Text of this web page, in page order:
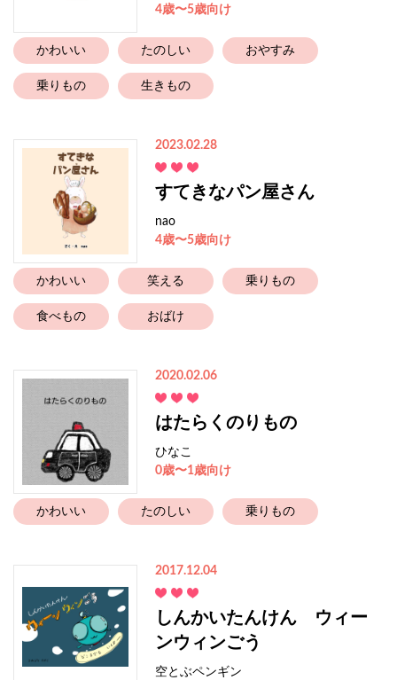
4歳〜5歳向け
かわいい たのしい おやすみ
乗りもの 生きもの
2023.02.28
すてきなパン屋さん
nao
4歳〜5歳向け
かわいい 笑える 乗りもの
食べもの おばけ
2020.02.06
はたらくのりもの
ひなこ
0歳〜1歳向け
かわいい たのしい 乗りもの
2017.12.04
しんかいたんけん ウィー
ンウィンごう
空とぶペンギン